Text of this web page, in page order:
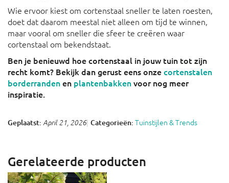
Wie ervoor kiest om cortenstaal sneller te laten roesten,
doet dat daarom meestal niet alleen om tijd te winnen,
maar vooral om sneller die sfeer te creëren waar
cortenstaal om bekendstaat.
Ben je benieuwd hoe cortenstaal in jouw tuin tot zijn
recht komt? Bekijk dan gerust eens onzecortenstalen
borderrandenen plantenbakkenvoor nog meer
inspiratie.
Geplaatst: April 21, 2026 Categorieën: Tuinstijlen & Trends
Gerelateerde producten